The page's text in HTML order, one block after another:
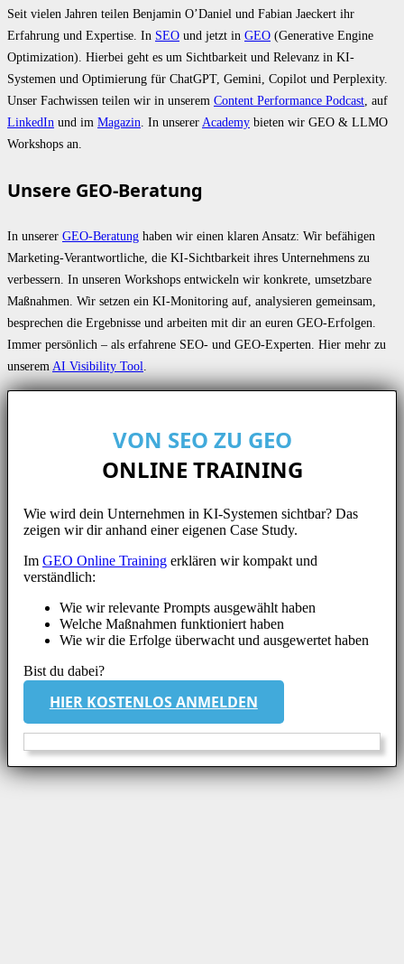
Seit vielen Jahren teilen Benjamin O’Daniel und Fabian Jaeckert ihr
Erfahrung und Expertise. In SEO und jetzt in GEO (Generative Engine
Optimization). Hierbei geht es um Sichtbarkeit und Relevanz in KI-
Systemen und Optimierung für ChatGPT, Gemini, Copilot und Perplexity.
Unser Fachwissen teilen wir in unserem Content Performance Podcast , auf
LinkedIn und im Magazin . In unserer Academy bieten wir GEO & LLMO
Workshops an.
Unsere GEO-Beratung
In unserer GEO-Beratung haben wir einen klaren Ansatz: Wir befähigen
Marketing-Verantwortliche, die KI-Sichtbarkeit ihres Unternehmens zu
verbessern. In unseren Workshops entwickeln wir konkrete, umsetzbare
Maßnahmen. Wir setzen ein KI-Monitoring auf, analysieren gemeinsam,
besprechen die Ergebnisse und arbeiten mit dir an euren GEO-Erfolgen.
Immer persönlich – als erfahrene SEO- und GEO-Experten. Hier mehr zu
unseremAI Visibility Tool.
VON SEO ZU GEO
ONLINE TRAINING
Wie wird dein Unternehmen in KI-Systemen sichtbar? Das
zeigen wir dir anhand einer eigenen Case Study.
Im GEO Online Training erklären wir kompakt und
verständlich:
Wie wir relevante Prompts ausgewählt haben
Welche Maßnahmen funktioniert haben
Wie wir die Erfolge überwacht und ausgewertet haben
Bist du dabei?
HIER KOSTENLOS ANMELDEN